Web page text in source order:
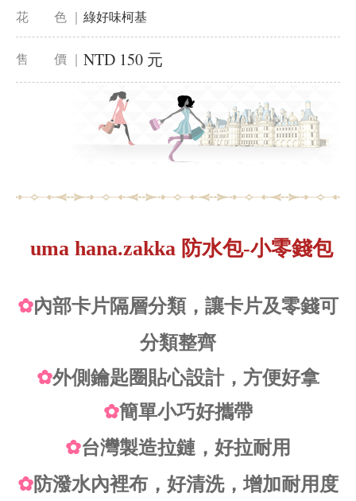
花 色 ｜ 綠好味柯基
售 價 ｜ NTD 150 元
uma hana.zakka 防水包-小零錢包
✿內部卡片隔層分類，讓卡片及零錢可
分類整齊
✿外側鑰匙圈貼心設計，方便好拿
✿簡單小巧好攜帶
✿台灣製造拉鏈，好拉耐用
✿防潑水內裡布，好清洗，增加耐用度